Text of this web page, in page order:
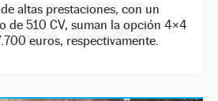
altas prestaciones, con un
de 510 CV, suman la opción 4×4
euros, respectivamente.